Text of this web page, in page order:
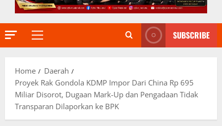
Primary
SUBSCRIBE
Home
Daerah
Proyek Rak Gondola KDMP Impor Dari China Rp 695
Miliar Disorot, Dugaan Mark-Up dan Pengadaan Tidak
Transparan Dilaporkan ke BPK